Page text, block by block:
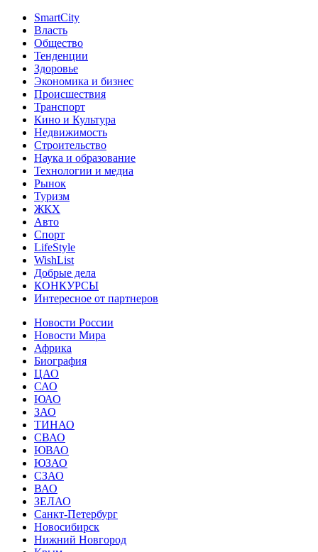
SmartCity
Власть
Общество
Тенденции
Здоровье
Экономика и бизнес
Происшествия
Транспорт
Кино и Культура
Недвижимость
Строительство
Наука и образование
Технологии и медиа
Рынок
Туризм
ЖКХ
Авто
Спорт
LifeStyle
WishList
Добрые дела
КОНКУРСЫ
Интересное от партнеров
Новости России
Новости Мира
Африка
Биография
ЦАО
САО
ЮАО
ЗАО
ТИНАО
СВАО
ЮВАО
ЮЗАО
СЗАО
ВАО
ЗЕЛАО
Санкт-Петербург
Новосибирск
Нижний Новгород